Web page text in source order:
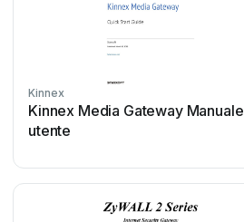
Kinnex
Kinnex Media Gateway Manuale
utente